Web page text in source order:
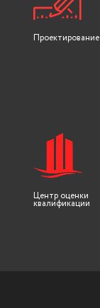
Проектирование
Центр оценки
квалификации